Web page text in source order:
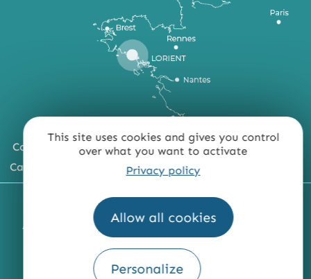
This site uses cookies and gives you control
over what you want to activate
Privacy policy
Allow all cookies
Personalize
Comment venir ?
Carte du territoire
MENTIONS LÉGALES PLAN DU SITE
ACCESSIBILITÉ : NON CONFORME PRESSE
QUI SOMMES-NOUS ?